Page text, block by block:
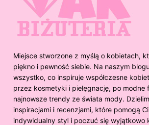
Miejsce stworzone z myślą o kobietach,
piękno i pewność siebie. Na naszym
wszystko, co inspiruje współczesne
przez kosmetyki i pielęgnację, po modne
najnowsze trendy ze świata mody.
inspiracjami i recenzjami, które pomogą
indywidualny styl i poczuć się wyjątkowo